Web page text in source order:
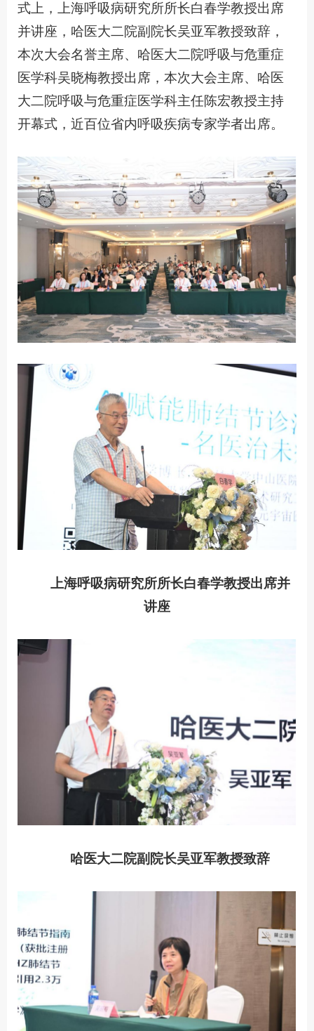
式上，上海呼吸病研究所所长白春学教授出席
并讲座，哈医大二院副院长吴亚军教授致辞，
本次大会名誉主席、哈医大二院呼吸与危重症
医学科吴晓梅教授出席，本次大会主席、哈医
大二院呼吸与危重症医学科主任陈宏教授主持
开幕式，近百位省内呼吸疾病专家学者出席。
上海呼吸病研究所所长白春学教授出席并
讲座
哈医大二院副院长吴亚军教授致辞